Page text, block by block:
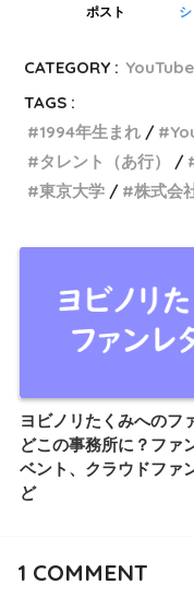
ポスト
CATEGORY :
TAGS :
1994年生まれ
タレント（あ行）
東京大学
株式会
ヨビノリたくみへのフ
どこの事務所に？ファ
ベント、クラウドファ
ど
1 COMMENT